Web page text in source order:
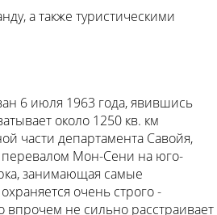
а также туристическими
6 июля 1963 года, явившись
около 1250 кв. км
части департамента Савойя,
перевалом Мон-Сени на юго-
занимающая самые
очень строго -
впрочем не сильно расстраивает